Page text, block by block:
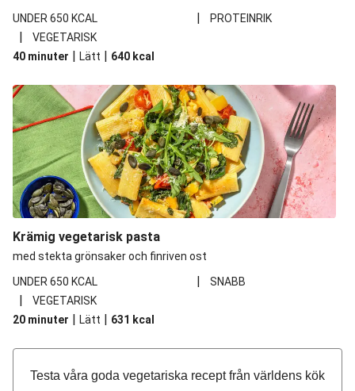
UNDER 650 KCAL
| PROTEINRIK
|
VEGETARISK
40 minuter | Lätt | 640 kcal
Krämig vegetarisk pasta
med stekta grönsaker och finriven ost
UNDER 650 KCAL
| SNABB
|
VEGETARISK
20 minuter | Lätt | 631 kcal
Testa våra goda vegetariska recept från världens kök